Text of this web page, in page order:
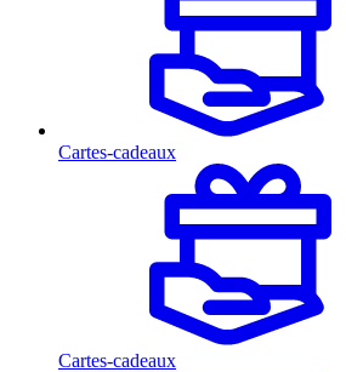
Cartes-cadeaux
Cartes-cadeaux